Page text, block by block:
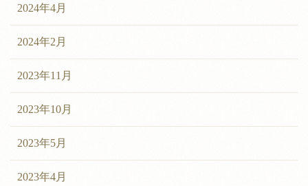
2024年4月
2024年2月
2023年11月
2023年10月
2023年5月
2023年4月